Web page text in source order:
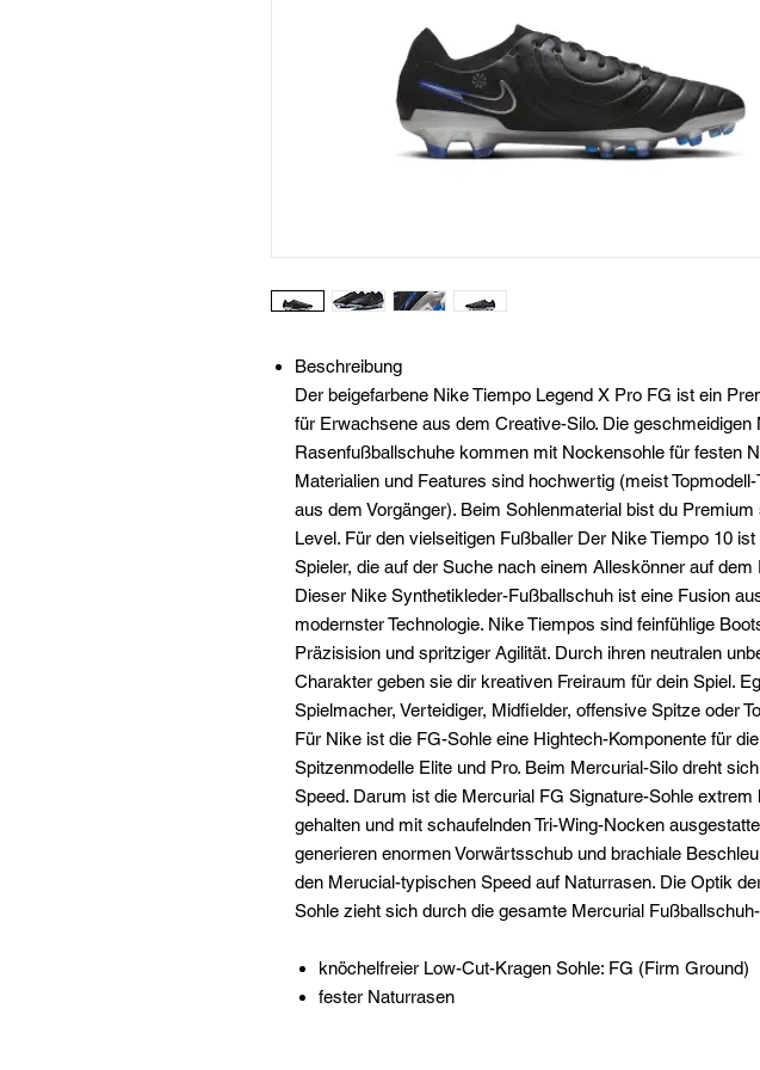
Beschreibung
Der beigefarbene Nike Tiempo Legend X Pro FG ist ein
für Erwachsene aus dem Creative-Silo. Die geschmeidigen
Rasenfußballschuhe kommen mit Nockensohle für festen
Materialien und Features sind hochwertig (meist Topmodell-
aus dem Vorgänger). Beim Sohlenmaterial bist du Premium
Level. Für den vielseitigen Fußballer Der Nike Tiempo 10 ist
Spieler, die auf der Suche nach einem Alleskönner auf dem
Dieser Nike Synthetikleder-Fußballschuh ist eine Fusion
modernster Technologie. Nike Tiempos sind feinfühlige
Präzisision und spritziger Agilität. Durch ihren neutralen
Charakter geben sie dir kreativen Freiraum für dein Spiel.
Spielmacher, Verteidiger, Midfielder, offensive Spitze oder
Für Nike ist die FG-Sohle eine Hightech-Komponente für die
Spitzenmodelle Elite und Pro. Beim Mercurial-Silo dreht
Speed. Darum ist die Mercurial FG Signature-Sohle extrem
gehalten und mit schaufelnden Tri-Wing-Nocken
generieren enormen Vorwärtsschub und brachiale
den Merucial-typischen Speed auf Naturrasen. Die Optik
Sohle zieht sich durch die gesamte Mercurial
knöchelfreier Low-Cut-Kragen Sohle: FG (Firm Ground)
fester Naturrasen